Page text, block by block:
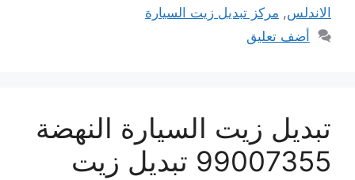
الاندلس, مركز تبديل زيت السيارة
أضف تعليق
تبديل زيت السيارة النهضة
99007355 تبديل زيت